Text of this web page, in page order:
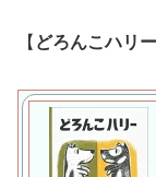
【 どろんこハリー